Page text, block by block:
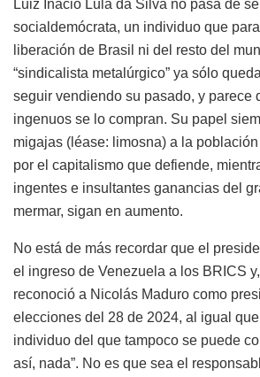
Luiz Inácio Lula da Silva no pasa de
socialdemócrata, un individuo que
liberación de Brasil ni del resto del
“sindicalista metalúrgico” ya sólo
seguir vendiendo su pasado, y parece
ingenuos se lo compran. Su papel
migajas (léase: limosna) a la
por el capitalismo que defiende,
ingentes e insultantes ganancias del
mermar, sigan en aumento.
No está de más recordar que el
el ingreso de Venezuela a los BRICS
reconoció a Nicolás Maduro como
elecciones del 28 de 2024, al igual
individuo del que tampoco se puede
así, nada”. No es que sea el